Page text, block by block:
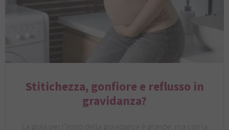
Stitichezza, gonfiore e reflusso in
gravidanza?
La gioia per l’inizio della gravidanza è grande, ma con la